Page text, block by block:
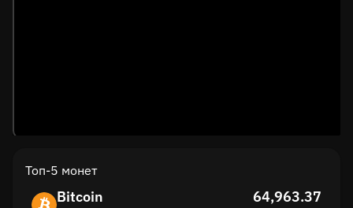
Топ-5 монет
Bitcoin 64,963.37